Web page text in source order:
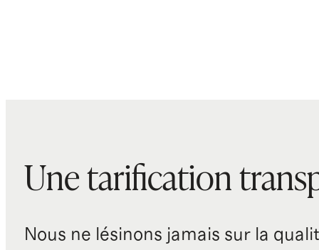
Une tarification
Nous ne lésinons jamais sur la